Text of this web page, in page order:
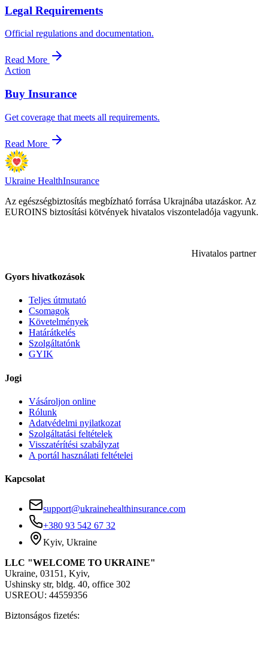
Legal Requirements
Official regulations and documentation.
Read More
Action
Buy Insurance
Get coverage that meets all requirements.
Read More
Ukraine HealthInsurance
Az egészségbiztosítás megbízható forrása Ukrajnába utazáskor. Az
EUROINS biztosítási kötvények hivatalos viszonteladója vagyunk.
Hivatalos partner
Gyors hivatkozások
Teljes útmutató
Csomagok
Követelmények
Határátkelés
Szolgáltatónk
GYIK
Jogi
Vásároljon online
Rólunk
Adatvédelmi nyilatkozat
Szolgáltatási feltételek
Visszatérítési szabályzat
A portál használati feltételei
Kapcsolat
support@ukrainehealthinsurance.com
+380 93 542 67 32
Kyiv, Ukraine
LLC "WELCOME TO UKRAINE"
Ukraine, 03151, Kyiv,
Ushinsky str, bldg. 40, office 302
USREOU: 44559356
Biztonságos fizetés: